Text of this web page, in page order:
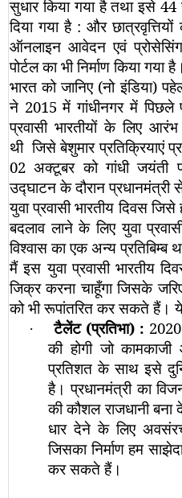
सुधार किया गया है तथा इसे
दिया गया है : और
ऑनलाइन आवेदन एवं
पोर्टल का भी निर्माण किया गया है।
भारत को जानिए (नो इंडिया)
ने 2015 में गांधीनगर में पिछले
प्रवासी भारतीयों के लिए
थी जिसे बेशुमार प्रतिक्रियाएं
02 अक्टूबर को गांधी जयंती
उद्घाटन के दौरान प्रधानमंत्री
युवा प्रवासी भारतीय दिवस
बदलाव लाने के लिए युवा
विश्वास का एक अन्य प्रतिबिम्ब
मैं इस युवा प्रवासी भारतीय
जिक्र करना चाहूँगा जिसके
को भी रूपांतरित कर सकते हैं।
· टैलेंट (प्रतिभा) :
की होगी जो
प्रतिशत के साथ इसे
है। प्रधानमंत्री का
की कौशल राजधानी बना
धार देने के लिए
जिसका निर्माण हम
कर सकते हैं।